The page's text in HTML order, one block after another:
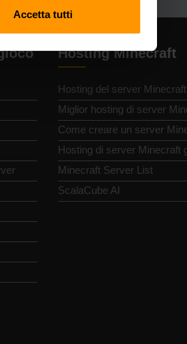
Accetta tutti
Hosting Minecraft
Hosting del server
Miglior hosting di server
Come creare un server
Hosting di server Minecraft
Minecraft Server List
ScalaCube AI